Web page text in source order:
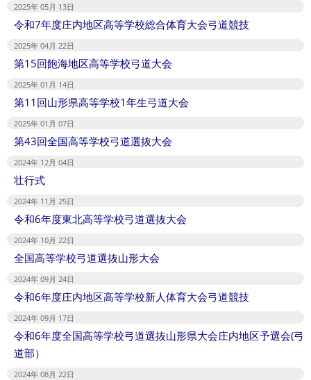
2025年 05月 13日
令和7年度庄内地区高等学校総合体育大会弓道競技
2025年 04月 22日
第15回飽海地区高等学校弓道大会
2025年 01月 14日
第11回山形県高等学校1年生弓道大会
2025年 01月 07日
第43回全国高等学校弓道選抜大会
2024年 12月 04日
壮行式
2024年 11月 25日
令和6年度東北高等学校弓道選抜大会
2024年 10月 22日
全国高等学校弓道選抜山形大会
2024年 09月 24日
令和6年度庄内地区高等学校新人体育大会弓道競技
2024年 09月 17日
令和6年度全国高等学校弓道選抜山形県大会庄内地区予選会(弓
道部）
2024年 08月 22日